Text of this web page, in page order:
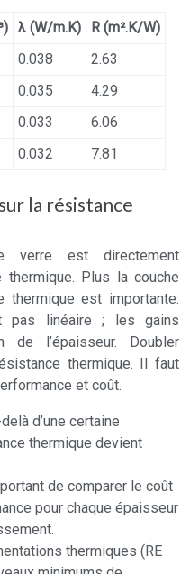
λ (W/m.K)
R (m².K/W)
0.038
2.63
0.035
4.29
0.033
6.06
0.032 7.81
la résistance
verre est directement
Plus la couche
est importante.
pas linéaire ; les gains
de l’épaisseur. Doubler
thermique. Il faut
et coût.
d’une certaine
thermique devient
de comparer le coût
pour chaque épaisseur
thermiques (RE